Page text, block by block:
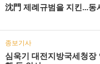
沈門 제례규범을 지킨...
종보기사
심욱기 대전지방국세청장